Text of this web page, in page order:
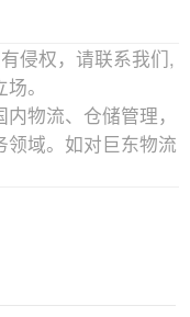
侵权，请联系我们,
。
物流、仓储管理，
域。如对巨东物流